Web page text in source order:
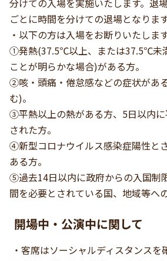
ごとに時間を分けての退場となります
・以下の方は入場をお断りいたします
①発熱(37.5℃以上、または37.5℃未
ことが明らかな場合)がある方。
②咳・頭痛・倦怠感などの症状があ
む)。
③平熱以上の熱がある方、5日以内
された方。
④新型コロナウイルス感染症陽性と
ある方。
⑤過去14日以内に政府からの入国制
間を必要とされている国、地域等へ
開場中・公演中に関して
・客席はソーシャルディスタンス